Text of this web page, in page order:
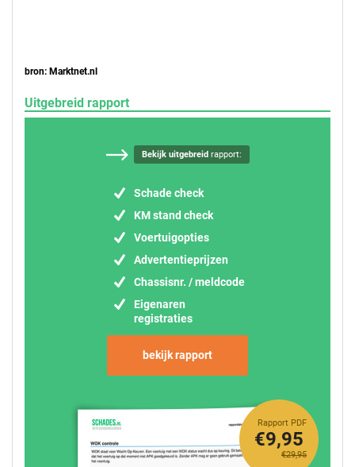
bron: Marktnet.nl
Uitgebreid rapport
Bekijk uitgebreidrapport:
Schade check
KM stand check
Voertuigopties
Advertentieprijzen
Chassisnr. / meldcode
Eigenaren
registraties
bekijk rapport
Rapport PDF
€29,95
€9,95